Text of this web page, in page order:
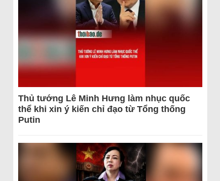
Thủ tướng Lê Minh Hưng làm nhục quốc
thể khi xin ý kiến chỉ đạo từ Tổng thống
Putin